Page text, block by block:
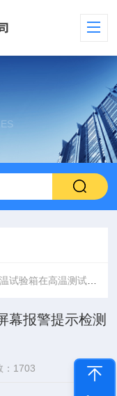
在高温测试时，屏幕报警提示检测不到温度
幕报警提示检测
：1703